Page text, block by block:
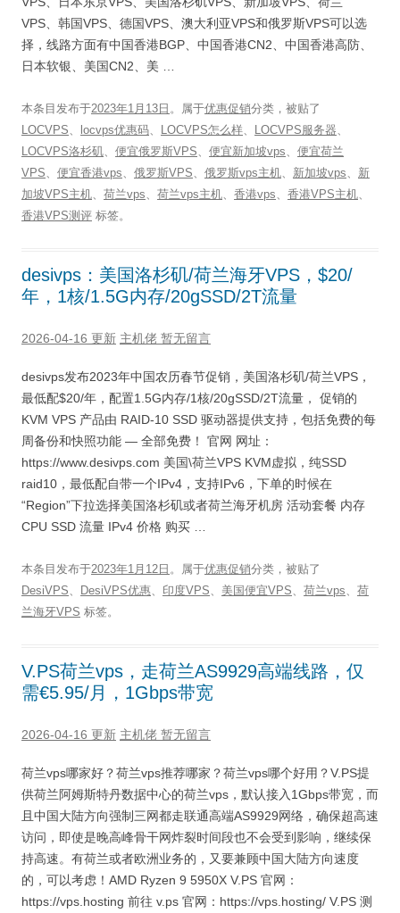
VPS、韩国VPS、德国VPS、澳大利亚VPS和俄罗斯VPS可以选
择，线路方面有中国香港BGP、中国香港CN2、中国香港高防、
日本软银、美国CN2、美 …
本条目发布于2023年1月13日 。属于优惠促销分类，被贴了
LOCVPS、 locvps优惠码、 LOCVPS怎么样、 LOCVPS服务器、
LOCVPS洛杉矶、 便宜俄罗斯VPS、 便宜新加坡vps、 便宜荷兰
VPS、 便宜香港vps、 俄罗斯VPS、 俄罗斯vps主机、 新加坡vps、 新
加坡VPS主机、 荷兰vps、 荷兰vps主机、 香港vps、 香港VPS主机、
香港VPS测评 标签。
desivps：美国洛杉矶/荷兰海牙VPS，$20/
年，1核/1.5G内存/20gSSD/2T流量
2026-04-16 更新 主机佬 暂无留言
desivps发布2023年中国农历春节促销，美国洛杉矶/荷兰VPS，
最低配$20/年，配置1.5G内存/1核/20gSSD/2T流量， 促销的
KVM VPS 产品由 RAID-10 SSD 驱动器提供支持，包括免费的每
周备份和快照功能 — 全部免费！ 官网 网址：
https://www.desivps.com 美国\荷兰VPS KVM虚拟，纯SSD
raid10，最低配自带一个IPv4，支持IPv6，下单的时候在
“Region”下拉选择美国洛杉矶或者荷兰海牙机房 活动套餐 内存
CPU SSD 流量 IPv4 价格 购买 …
本条目发布于2023年1月12日 。属于优惠促销分类，被贴了
DesiVPS、 DesiVPS优惠、 印度VPS、 美国便宜VPS、 荷兰vps、 荷
兰海牙VPS 标签。
V.PS荷兰vps，走荷兰AS9929高端线路，仅
需€5.95/月，1Gbps带宽
2026-04-16 更新 主机佬 暂无留言
荷兰vps哪家好？荷兰vps推荐哪家？荷兰vps哪个好用？V.PS提
供荷兰阿姆斯特丹数据中心的荷兰vps，默认接入1Gbps带宽，而
且中国大陆方向强制三网都走联通高端AS9929网络，确保超高速
访问，即使是晚高峰骨干网炸裂时间段也不会受到影响，继续保
持高速。有荷兰或者欧洲业务的，又要兼顾中国大陆方向速度
的，可以考虑！AMD Ryzen 9 5950X V.PS 官网：
https://vps.hosting 前往 v.ps 官网：https://vps.hosting/ V.PS 测